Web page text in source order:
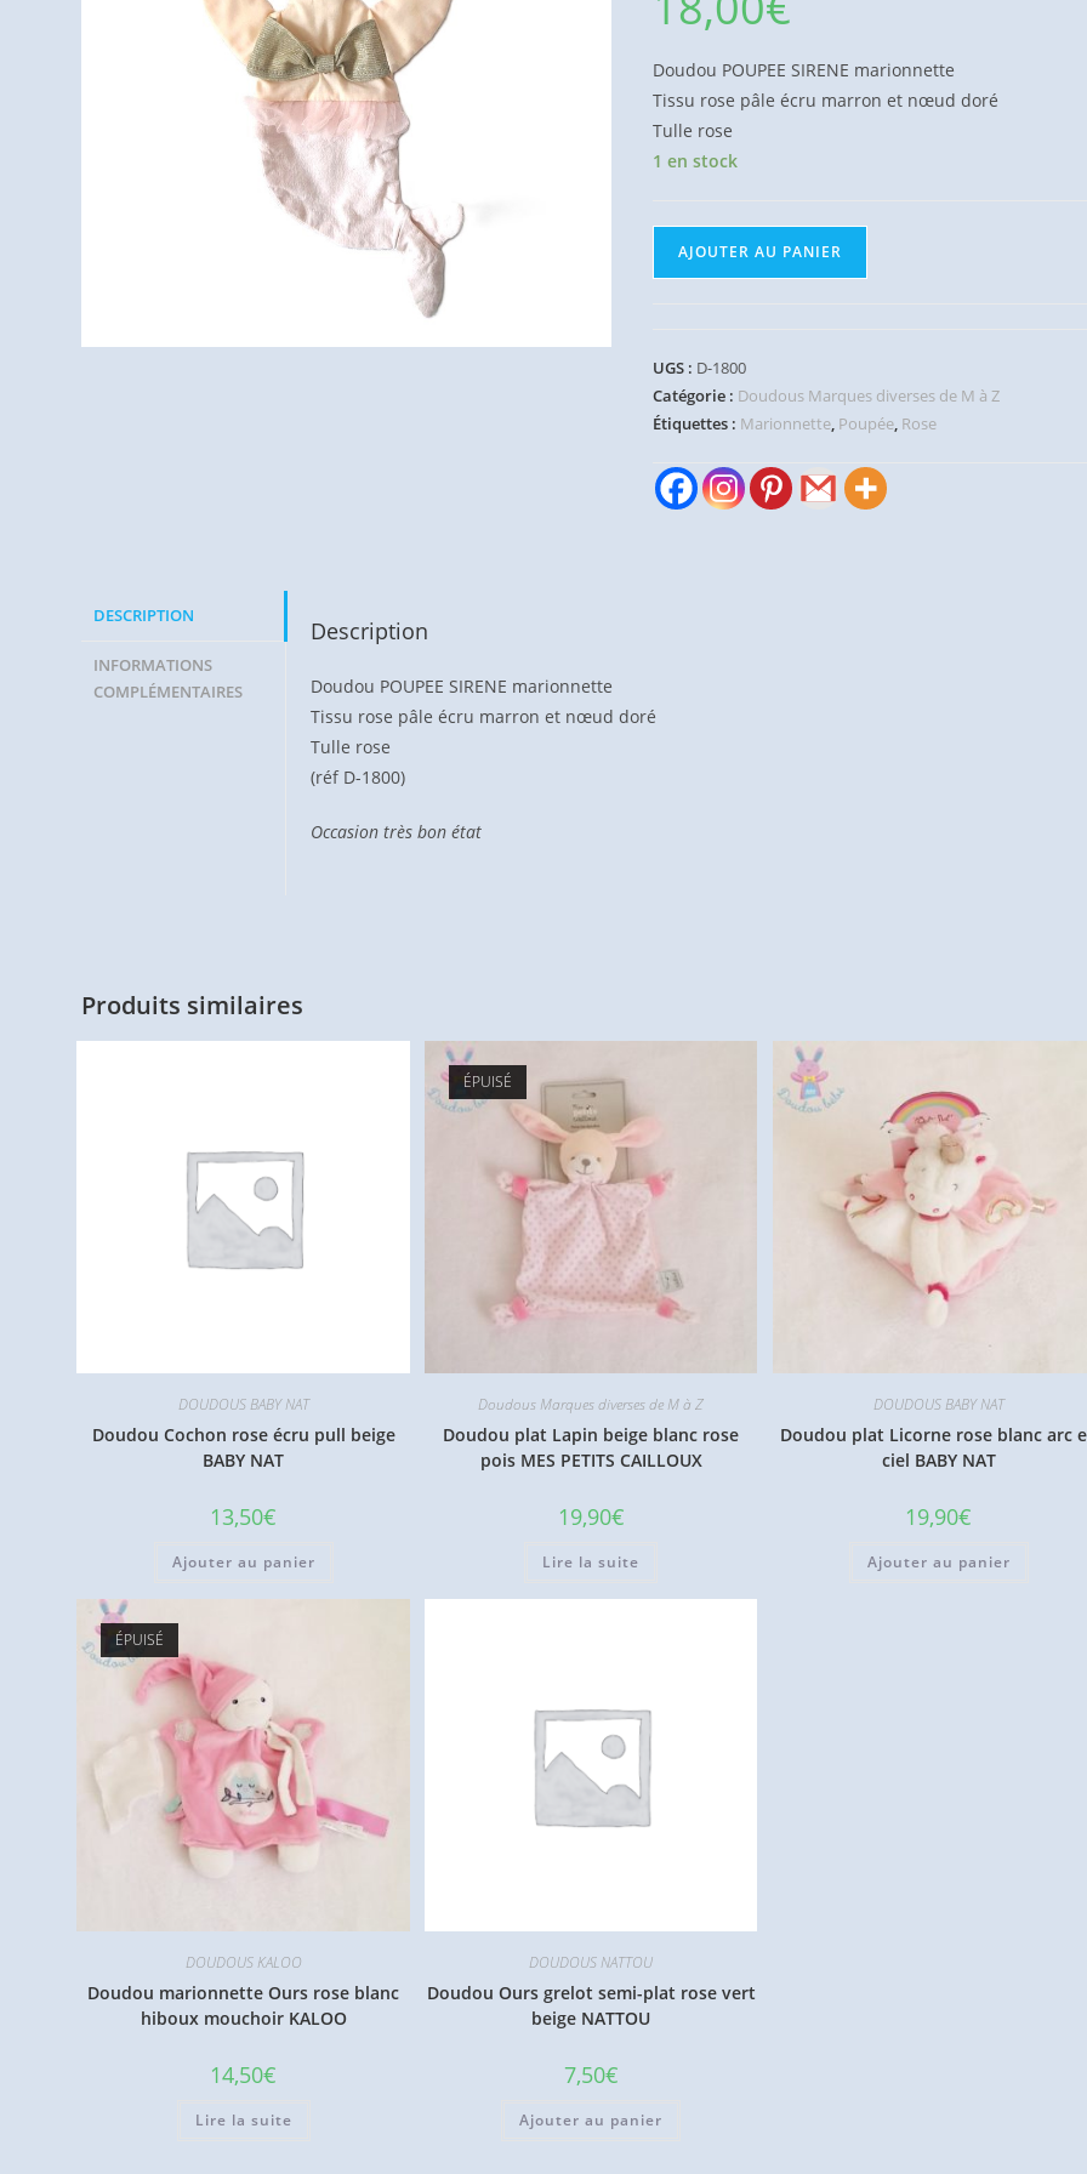
Doudou POUPEE SIRENE marionnette
Tissu rose pâle écru marron et nœud doré
Tulle rose
1 en stock
Poupée
Sirène
marionnette
MAISONS
DU
AJOUTER AU PANIER
UGS : D-1800
Catégorie : Doudous Marques diverses de M à Z
Étiquettes : Marionnette, Poupée, Rose
DESCRIPTION
INFORMATIONS
COMPLÉMENTAIRES
Description
Doudou POUPEE SIRENE marionnette
Tissu rose pâle écru marron et nœud doré
Tulle rose
(réf D-1800)
Occasion très bon état
Produits similaires
DOUDOUS BABY NAT
Doudou Cochon rose écru pull beige
BABY NAT
13,50€
Ajouter au panier
ÉPUISÉ
Doudous Marques diverses de M à Z
Doudou plat Lapin beige blanc rose
pois MES PETITS CAILLOUX
19,90€
Lire la suite
DOUDOUS BABY NAT
Doudou plat Licorne rose blanc arc
ciel BABY NAT
19,90€
Ajouter au panier
ÉPUISÉ
DOUDOUS KALOO
Doudou marionnette Ours rose blanc
hiboux mouchoir KALOO
14,50€
Lire la suite
DOUDOUS NATTOU
Doudou Ours grelot semi-plat rose vert
beige NATTOU
7,50€
Ajouter au panier